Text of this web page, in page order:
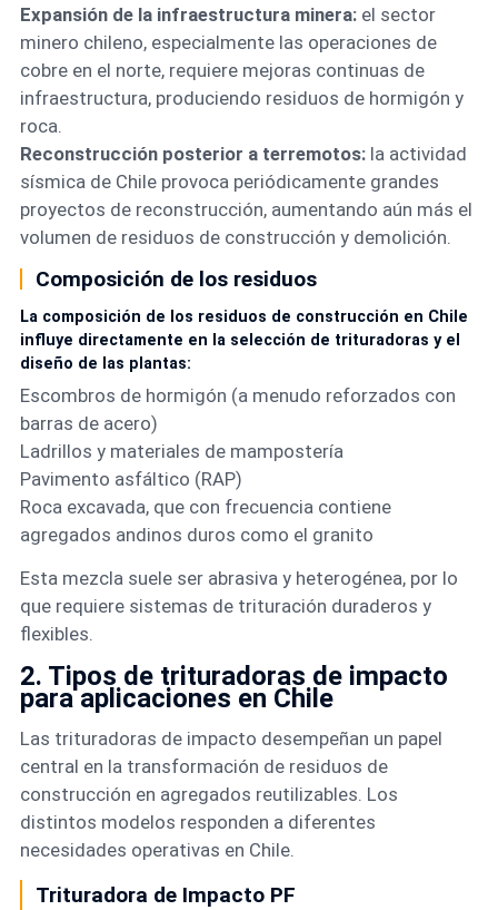
Expansión de la infraestructura minera: el sector
minero chileno, especialmente las operaciones de
cobre en el norte, requiere mejoras continuas de
infraestructura, produciendo residuos de hormigón y
roca.
Reconstrucción posterior a terremotos:la actividad
sísmica de Chile provoca periódicamente grandes
proyectos de reconstrucción, aumentando aún más el
volumen de residuos de construcción y demolición.
Composición de los residuos
La composición de los residuos de construcción en Chile
influye directamente en la selección de trituradoras y el
diseño de las plantas:
Escombros de hormigón (a menudo reforzados con
barras de acero)
Ladrillos y materiales de mampostería
Pavimento asfáltico (RAP)
Roca excavada, que con frecuencia contiene
agregados andinos duros como el granito
Esta mezcla suele ser abrasiva y heterogénea, por lo
que requiere sistemas de trituración duraderos y
flexibles.
2. Tipos de trituradoras de impacto
para aplicaciones en Chile
Las trituradoras de impacto desempeñan un papel
central en la transformación de residuos de
construcción en agregados reutilizables. Los
distintos modelos responden a diferentes
necesidades operativas en Chile.
Trituradora de Impacto PF